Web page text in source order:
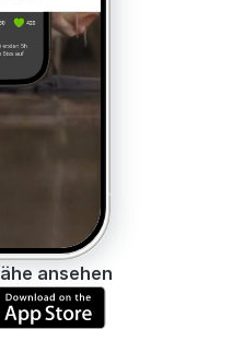
ansehen